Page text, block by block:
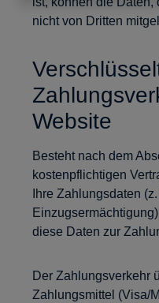
nicht von Dritten
Website
Besteht nach dem
kostenpflichtigen
Ihre Zahlungsdaten
diese Daten zur
Der Zahlungsverkehr
Zahlungsmittel (Visa/